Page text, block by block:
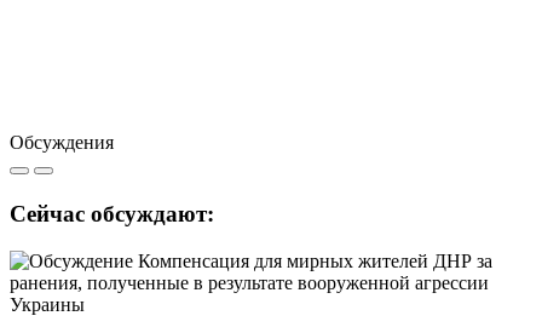
Обсуждения
Сейчас обсуждают: